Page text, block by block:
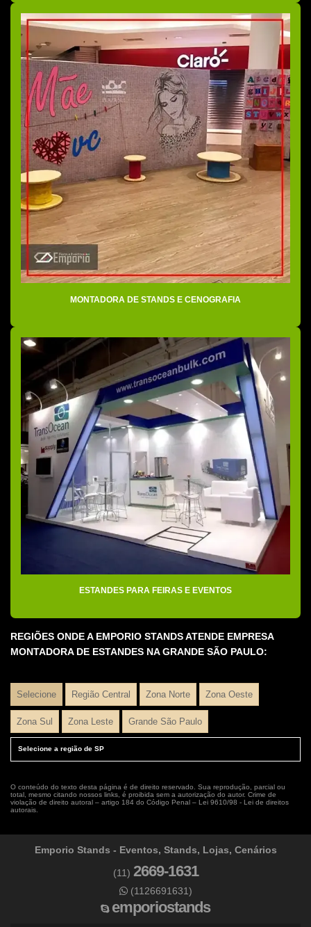
Empresas de stands para eventos
Ensaio fotográfico para eventos
Estande de vendas
Estandes para eventos
Estandes para feiras
Estandes para feiras e eventos
Fábrica de stands
Feira de eventos stands
Locação de stands
Locação de stands para eventos
Montadora de estandes
Montadoras de stands em são paulo
Montadoras de stands em sp
Montagem de cenários para eventos
Montagem de cenários para feiras
Montagem e decoração de stands
Montagem de showroom
Montagem de showroom para eventos
Montagem de showroom para feiras
Montagem de stands e eventos
Montagem de stands para feiras e eventos
Organização de eventos corporativos sp
Produtora eventos corporativos
Produtora eventos corporativos sp
Produtoras de eventos em sp
Projeto estande feira
Projeto e montagem de stands
Quiosque para eventos preço
MONTADORA DE STANDS E CENOGRAFIA
ESTANDES PARA FEIRAS E EVENTOS
REGIÕES ONDE A EMPORIO STANDS ATENDE EMPRESA
MONTADORA DE ESTANDES NA GRANDE SÃO PAULO:
Selecione Região Central Zona Norte Zona Oeste
Zona Sul Zona Leste Grande São Paulo
Selecione a região de SP
O conteúdo do texto desta página é de direito reservado. Sua reprodução, parcial ou
total, mesmo citando nossos links, é proibida sem a autorização do autor. Crime de
violação de direito autoral – artigo 184 do Código Penal – Lei 9610/98 - Lei de direitos
autorais
Emporio Stands - Eventos, Stands, Lojas, Cenários
(11) 2669-1631
(1126691631)
emporiostands